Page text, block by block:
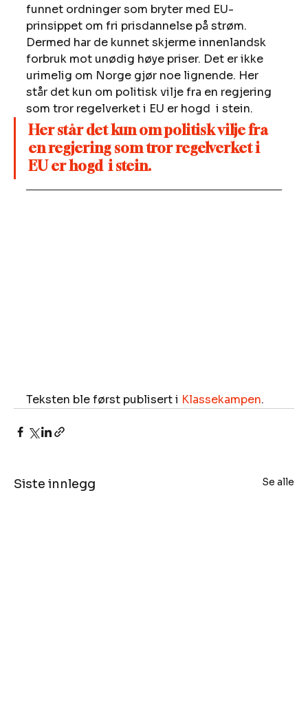
funnet ordninger som bryter med EU-
prinsippet om fri prisdannelse på strøm.
Dermed har de kunnet skjerme innenlandsk
forbruk mot unødig høye priser. Det er ikke
urimelig om Norge gjør noe lignende. Her
står det kun om politisk vilje fra en regjering
som tror regelverket i EU er hogd  i stein.
Her står det kun om politisk vilje fra
en regjering som tror regelverket i
EU er hogd  i stein.
Teksten ble først publisert i Klassekampen.
Siste innlegg Se alle